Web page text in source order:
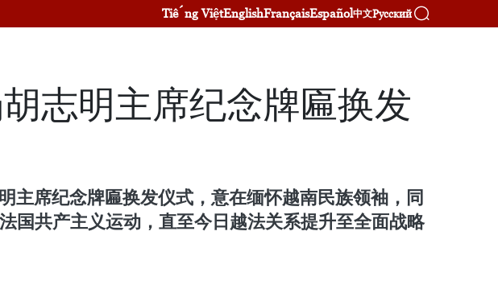
Tiếng ViệtEnglishFrançaisEspañol中文Русский
志明主席纪念牌匾换发
席纪念牌匾换发仪式，意在缅怀越南民族领袖，同
国共产主义运动，直至今日越法关系提升至全面战略